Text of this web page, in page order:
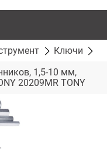
Ключи
1,5-10 мм,
20209MR TONY